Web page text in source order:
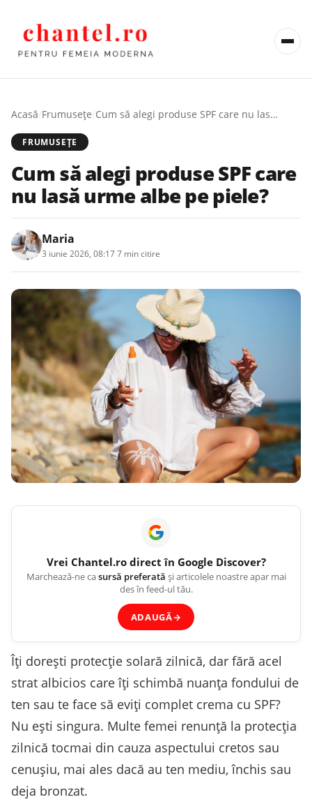
Acasă/Frumusețe/ Cum să alegi produse SPF care nu lasă urme albe pe piele?
FRUMUSEȚE
Cum să alegi produse SPF care
nu lasă urme albe pe piele?
Maria
3 iunie 2026, 08:177 min citire
Vrei Chantel.rodirect în Google Discover?
Marchează-ne casursă preferată și articolele noastre apar mai
des în feed-ul tău.
ADAUGĂ→
Îți dorești protecție solară zilnică, dar fără acel
strat albicios care îți schimbă nuanța fondului de
ten sau te face să eviți complet crema cu SPF?
Nu ești singura. Multe femei renunță la protecția
zilnică tocmai din cauza aspectului cretos sau
cenușiu, mai ales dacă au ten mediu, închis sau
deja bronzat.